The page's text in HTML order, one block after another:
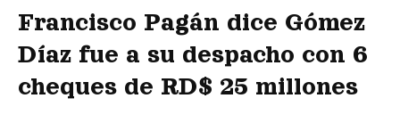
Francisco Pagán dice Gómez
Díaz fue a su despacho con 6
cheques de RD$ 25 millones